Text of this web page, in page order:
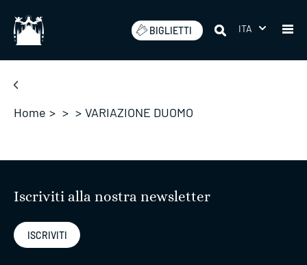
BIGLIETTI ITA
Home > > > VARIAZIONE DUOMO
Iscriviti alla nostra newsletter
ISCRIVITI